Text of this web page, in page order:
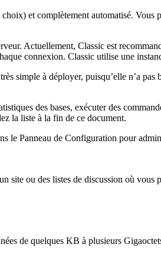
et complètement automatisé. Vous
Actuellement, Classic est
connexion. Classic utilise une
simple à déployer, puisqu’elle n’a pas
des bases, exécuter des
la liste à la fin de ce document.
le Panneau de Configuration pour
site ou des listes de discussion où vous
de quelques KB à plusieurs